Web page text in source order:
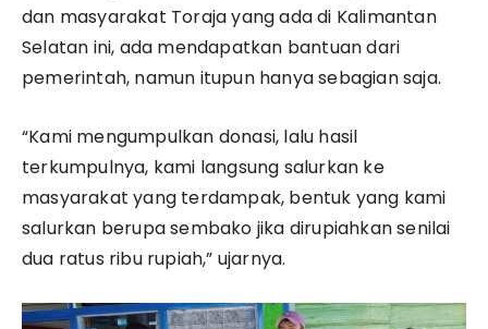
dan masyarakat Toraja yang ada di Kalimantan
Selatan ini, ada mendapatkan bantuan dari
pemerintah, namun itupun hanya sebagian saja.
“Kami mengumpulkan donasi, lalu hasil
terkumpulnya, kami langsung salurkan ke
masyarakat yang terdampak, bentuk yang kami
salurkan berupa sembako jika dirupiahkan senilai
dua ratus ribu rupiah,” ujarnya.